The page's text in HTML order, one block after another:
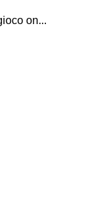
on...